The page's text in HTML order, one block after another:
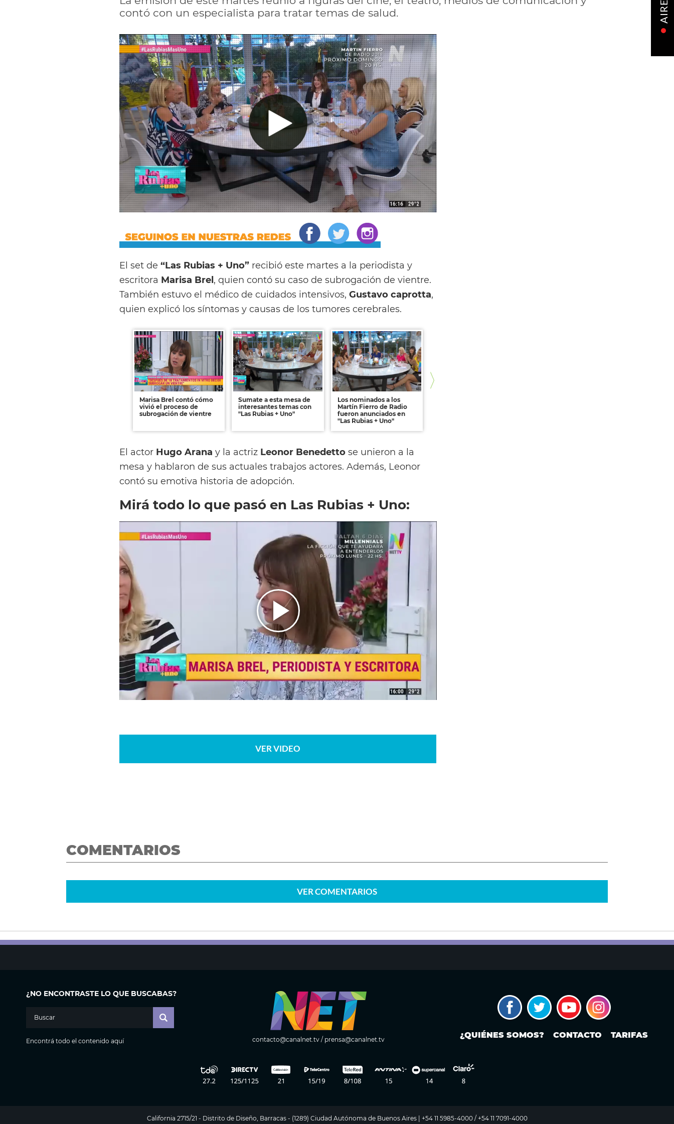
contó con un especialista para tratar temas de salud.
El set de “Las Rubias + Uno” recibió este martes a la periodista y
escritora Marisa Brel, quien contó su caso de subrogación de vientre.
También estuvo el médico de cuidados intensivos, Gustavo caprotta,
quien explicó los síntomas y causas de los tumores cerebrales.
Marisa Brel contó cómo
vivió el proceso de
subrogación de vientre
Sumate a esta mesa de
interesantes temas con
"Las Rubias + Uno"
Los nominados a los
Martín Fierro de Radio
fueron anunciados en
"Las Rubias + Uno"
El actor Hugo Arana y la actriz Leonor Benedetto se unieron a la
mesa y hablaron de sus actuales trabajos actores. Además, Leonor
contó su emotiva historia de adopción.
Mirá todo lo que pasó en Las Rubias + Uno:
VER VIDEO
COMENTARIOS
VERCOMENTARIOS
¿NO ENCONTRASTE LO QUE BUSCABAS?
Encontrá todo el contenido aquí contacto@canalnet.tv/ prensa@canalnet.tv ¿QUIÉNES SOMOS? CONTACTO TARIFAS
California 2715/21 - Distrito de Diseño, Barracas - (1289) Ciudad Autónoma de Buenos Aires | +54 11 5985-4000 / +54 11 7091-4000
AIRE